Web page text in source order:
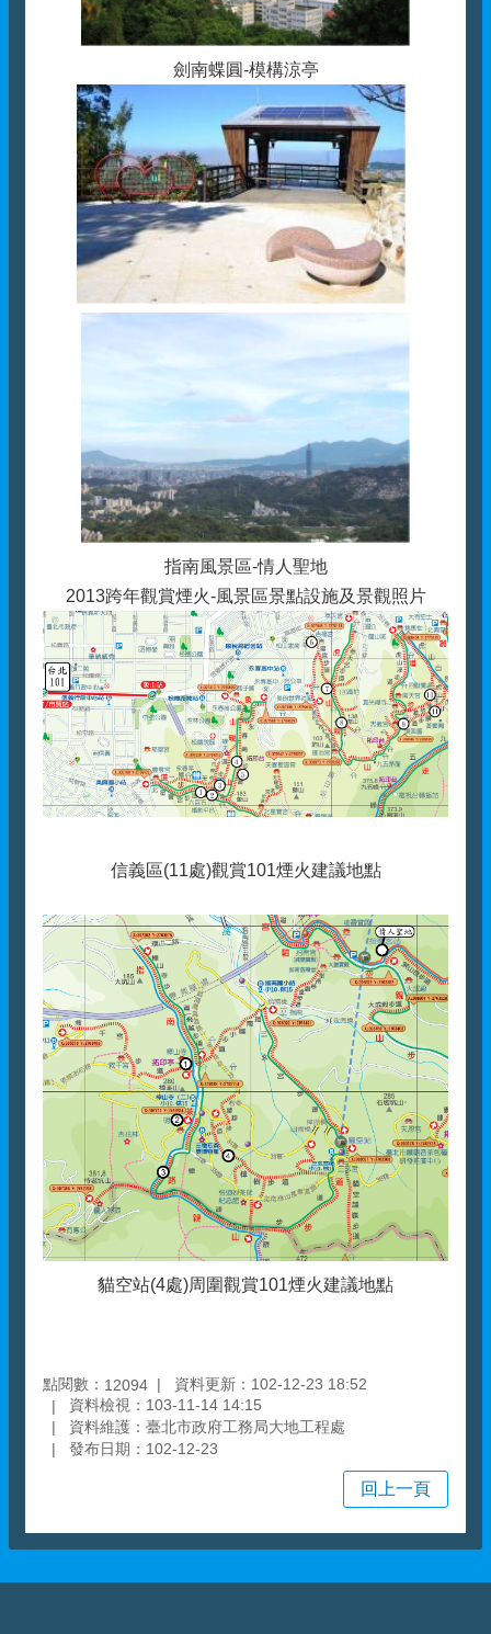
劍南蝶圓-模構涼亭
指南風景區-情人聖地
2013跨年觀賞煙火-風景區景點設施及景觀照片
信義區(11處)觀賞101煙火建議地點
貓空站(4處)周圍觀賞101煙火建議地點
點閱數： 12094
資料更新：102-12-23 18:52
資料檢視：103-11-14 14:15
資料維護：臺北市政府工務局大地工程處
發布日期：102-12-23
回上一頁